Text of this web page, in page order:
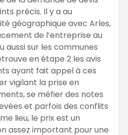
précis. Il y a au
géographique avec Arles,
de l’entreprise au
aussi sur les communes
en étape 2 les avis
ayant fait appel à ces
vigilant la prise en
se méfier des notes
et parfois des conflits
lieu, le prix est un
assez important pour une